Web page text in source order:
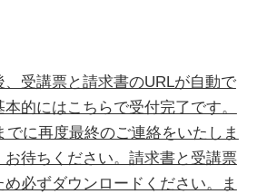
受講票と請求書のURLが自動で
的にはこちらで受付完了です。
でに再度最終のご連絡をいたしま
待ちください。請求書と受講票
必ずダウンロードください。ま